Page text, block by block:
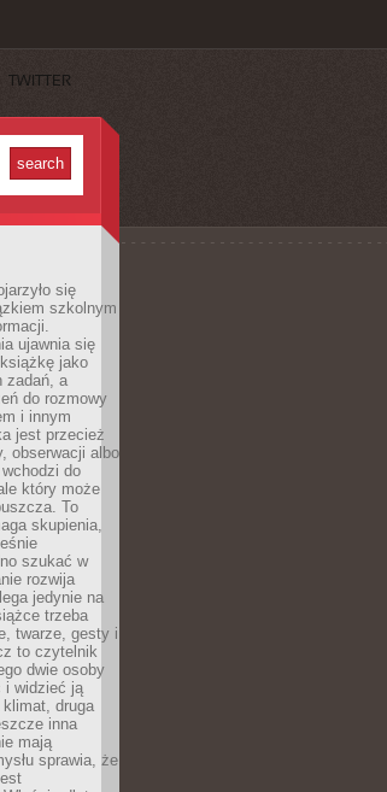
TWITTER
się
szkolnym
ujawnia się
jako
zadań, a
do rozmowy
i innym
jest przecież
obserwacji albo
do
który może
To
skupienia,
szukać w
rozwija
jedynie na
trzeba
twarze, gesty i
to czytelnik
dwie osoby
i widzieć ją
klimat, druga
inna
mają
sprawia, że